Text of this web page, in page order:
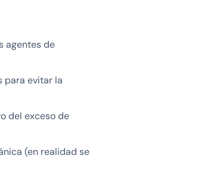
agentes de
para evitar la
del exceso de
(en realidad se